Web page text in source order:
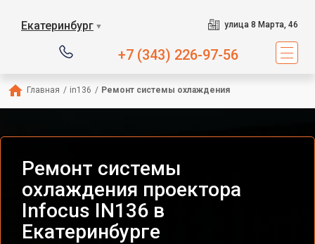
Екатеринбург ▼ улица 8 Марта, 46
+7 (343) 226-97-56
Главная / in136 / Ремонт системы охлаждения
Ремонт системы
охлаждения проектора
Infocus IN136 в
Екатеринбурге